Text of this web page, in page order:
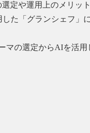
定や運用上のメリット
た「グランシェフ」
マの選定からAIを活